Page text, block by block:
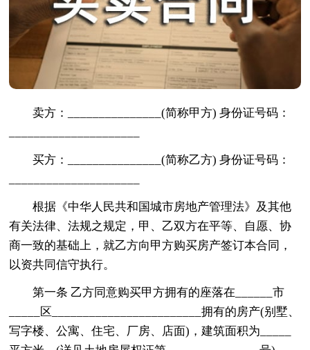
卖方：_______________(简称甲方) 身份证号码：
买方：_______________(简称乙方) 身份证号码：
根据《中华人民共和国城市房地产管理法》及其他
有关法律、法规之规定，甲、乙双方在平等、自愿、协
商一致的基础上，就乙方向甲方购买房产签订本合同，
以资共同信守执行。
第一条 乙方同意购买甲方拥有的座落在______市
_____区________________________拥有的房产(别墅、
写字楼、公寓、住宅、厂房、店面)，建筑面积为_____